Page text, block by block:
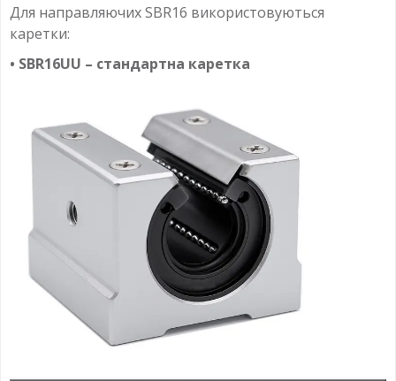
Для направляючих SBR16 використовуються
каретки:
• SBR16UU – стандартна каретка